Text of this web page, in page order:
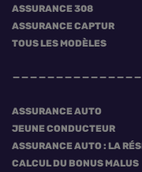
ASSURANCE 308
ASSURANCE CAPTUR
TOUS LES MODÈLES
ASSURANCE AUTO
JEUNE CONDUCTEUR
ASSURANCE AUTO : LA
CALCUL DU BONUS MALUS